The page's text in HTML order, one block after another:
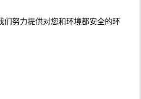
们努力提供对您和环境都安全的环